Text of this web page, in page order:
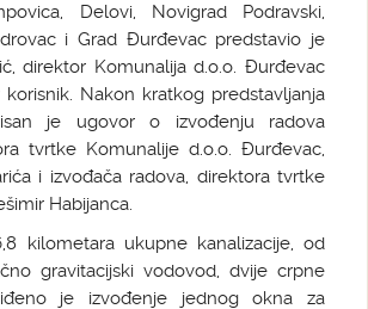
Delovi, Novigrad Podravski,
i Grad Đurđevac predstavio je
direktor Komunalija d.o.o. Đurđevac
Nakon kratkog predstavljanja
je ugovor o izvođenju radova
tvrtke Komunalije d.o.o. Đurđevac,
i izvođača radova, direktora tvrtke
Habijanca.
kilometara ukupne kanalizacije, od
gravitacijski vodovod, dvije crpne
je izvođenje jednog okna za